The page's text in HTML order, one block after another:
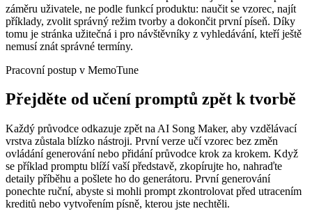
záměru uživatele, ne podle funkcí produktu: naučit se vzorec, najít
příklady, zvolit správný režim tvorby a dokončit první píseň. Díky
tomu je stránka užitečná i pro návštěvníky z vyhledávání, kteří ještě
nemusí znát správné termíny.
Pracovní postup v MemoTune
Přejděte od učení promptů zpět k tvorbě
Každý průvodce odkazuje zpět na AI Song Maker, aby vzdělávací
vrstva zůstala blízko nástroji. První verze učí vzorec bez změn
ovládání generování nebo přidání průvodce krok za krokem. Když
se příklad promptu blíží vaší představě, zkopírujte ho, nahraďte
detaily příběhu a pošlete ho do generátoru. První generování
ponechte ruční, abyste si mohli prompt zkontrolovat před utracením
kreditů nebo vytvořením písně, kterou jste nechtěli.